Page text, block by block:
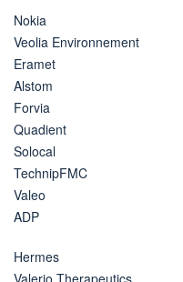
Nokia
Veolia Environnement
Eramet
Alstom
Forvia
Quadient
Solocal
TechnipFMC
Valeo
ADP
Hermes
Valerio Therapeutics